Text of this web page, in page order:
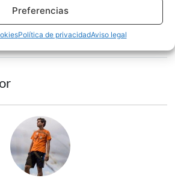
Preferencias
Política de privacidadAviso legal